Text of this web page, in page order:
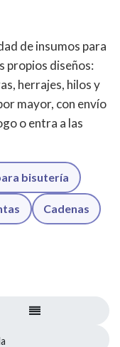
de insumos para
propios diseños:
herrajes, hilos y
mayor, con envío
o entra a las
bisutería
Cadenas